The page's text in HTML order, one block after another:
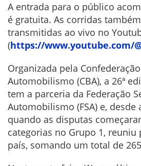
A entrada para o público
é gratuita. As corridas
transmitidas ao vivo no
(https://www.youtube.com/
Organizada pela
Automobilismo (CBA), a 26ª
tem a parceria da Federação
Automobilismo (FSA) e, desde
quando as disputas
categorias no Grupo 1,
país, somando um total de